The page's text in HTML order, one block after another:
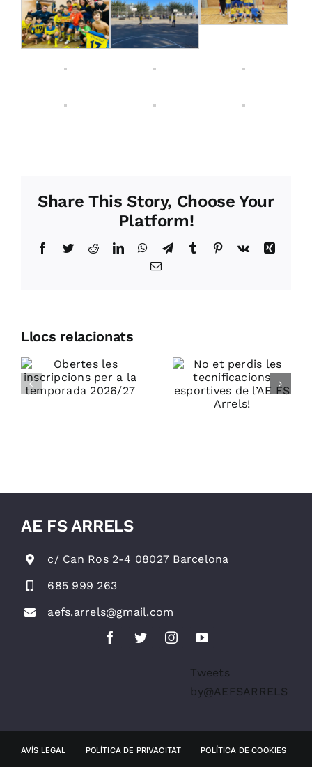
Share This Story, Choose Your
Platform!
Facebook
TwitterRedditLinkedInWhatsApp
TelegramTumblr Pinterest
Vk
Xing
Email:
Llocs relacionats
perdis les
tecnificacions
obertes de
futbol sala,
patinatge
rítmica
AE FS ARRELS
c/ Can Ros 2-4 08027 Barcelona
685 999 263
aefs.arrels@gmail.com
Tweets
by@AEFSARRELS
AVÍS LEGAL POLÍTICA DE PRIVACITAT POLÍTICA DE COOKIES